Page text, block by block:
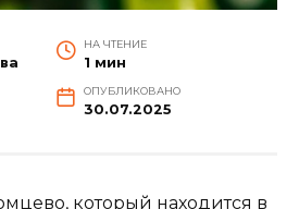
НА ЧТЕНИЕ
1 мин
ОПУБЛИКОВАНО
30.07.2025
который находится в